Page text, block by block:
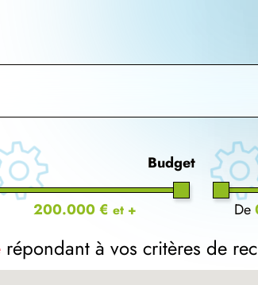
Budget
200.000 € et + De
répondant à vos critères de